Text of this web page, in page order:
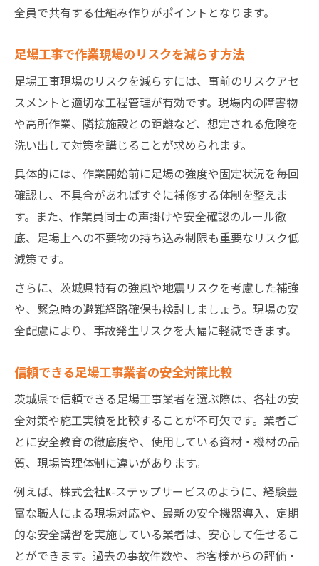
全員で共有する仕組み作りがポイントとなります。
足場工事で作業現場のリスクを減らす方法
足場工事現場のリスクを減らすには、事前のリスクアセ
スメントと適切な工程管理が有効です。現場内の障害物
や高所作業、隣接施設との距離など、想定される危険を
洗い出して対策を講じることが求められます。
具体的には、作業開始前に足場の強度や固定状況を毎回
確認し、不具合があればすぐに補修する体制を整えま
す。また、作業員同士の声掛けや安全確認のルール徹
底、足場上への不要物の持ち込み制限も重要なリスク低
減策です。
さらに、茨城県特有の強風や地震リスクを考慮した補強
や、緊急時の避難経路確保も検討しましょう。現場の安
全配慮により、事故発生リスクを大幅に軽減できます。
信頼できる足場工事業者の安全対策比較
茨城県で信頼できる足場工事業者を選ぶ際は、各社の安
全対策や施工実績を比較することが不可欠です。業者ご
とに安全教育の徹底度や、使用している資材・機材の品
質、現場管理体制に違いがあります。
例えば、株式会社K-ステップサービスのように、経験豊
富な職人による現場対応や、最新の安全機器導入、定期
的な安全講習を実施している業者は、安心して任せるこ
とができます。過去の事故件数や、お客様からの評価・